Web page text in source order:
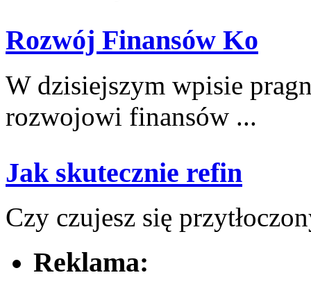
Rozwój Finansów Ko
W dzisiejszym wpisie
rozwojowi finansów ...
Jak skutecznie refin
Czy czujesz ‍się
Reklama: